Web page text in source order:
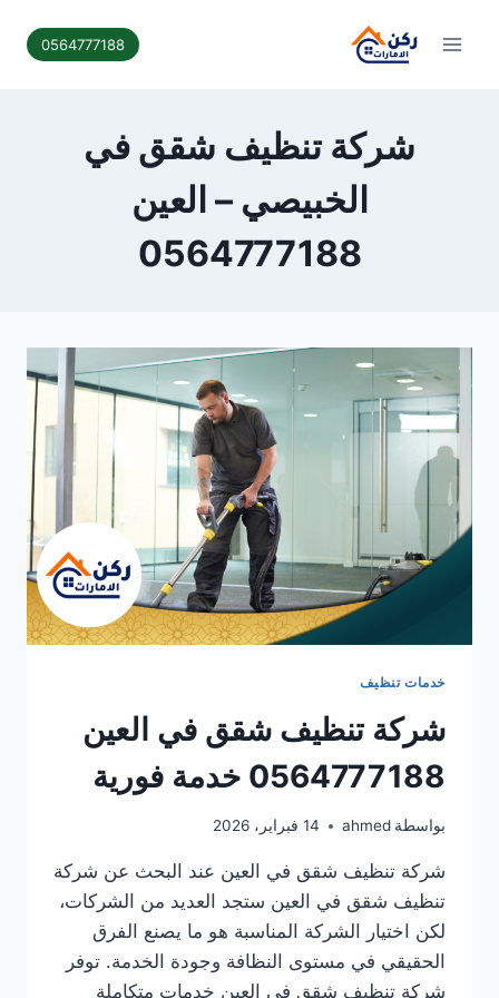
0564777188
شركة تنظيف شقق في
الخبيصي – العين
0564777188
خدمات تنظيف
شركة تنظيف شقق في العين
0564777188 خدمة فورية
بواسطة ahmed 14 فبراير، 2026
شركة تنظيف شقق في العين عند البحث عن شركة
تنظيف شقق في العين ستجد العديد من الشركات،
لكن اختيار الشركة المناسبة هو ما يصنع الفرق
الحقيقي في مستوى النظافة وجودة الخدمة. توفر
شركة تنظيف شقق في العين خدمات متكاملة